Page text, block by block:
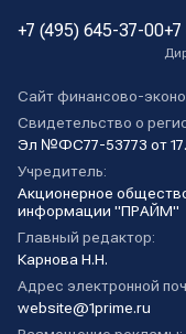
+7 (495) 645-37-00
Сайт финансово-
Свидетельство о
Эл №ФС77-53773 от
Учредитель:
Акционерное
информации "ПРАЙМ"
Главный редактор:
Карнова Н.Н.
Адрес электронной
website@1prime.ru